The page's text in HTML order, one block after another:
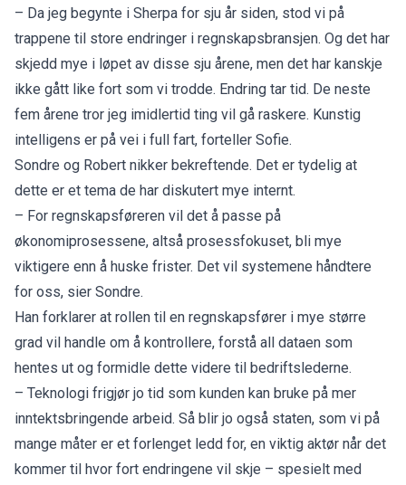
– Da jeg begynte i Sherpa for sju år siden, stod vi på
trappene til store endringer i regnskapsbransjen. Og det har
skjedd mye i løpet av disse sju årene, men det har kanskje
ikke gått like fort som vi trodde. Endring tar tid. De neste
fem årene tror jeg imidlertid ting vil gå raskere. Kunstig
intelligens er på vei i full fart, forteller Sofie.
Sondre og Robert nikker bekreftende. Det er tydelig at
dette er et tema de har diskutert mye internt.
– For regnskapsføreren vil det å passe på
økonomiprosessene, altså prosessfokuset, bli mye
viktigere enn å huske frister. Det vil systemene håndtere
for oss, sier Sondre.
Han forklarer at rollen til en regnskapsfører i mye større
grad vil handle om å kontrollere, forstå all dataen som
hentes ut og formidle dette videre til bedriftslederne.
– Teknologi frigjør jo tid som kunden kan bruke på mer
inntektsbringende arbeid. Så blir jo også staten, som vi på
mange måter er et forlenget ledd for, en viktig aktør når det
kommer til hvor fort endringene vil skje – spesielt med